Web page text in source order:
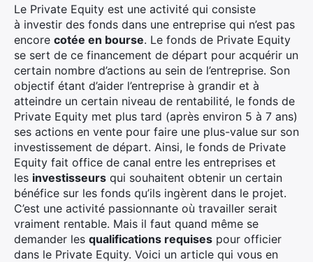
Le Private Equity est une activité qui consiste
à investir des fonds dans une entreprise qui n’est pas
encore cotée en bourse. Le fonds de Private Equity
se sert de ce financement de départ pour acquérir un
certain nombre d’actions au sein de l’entreprise. Son
objectif étant d’aider l’entreprise à grandir et à
atteindre un certain niveau de rentabilité, le fonds de
Private Equity met plus tard (après environ 5 à 7 ans)
ses actions en vente pour faire une plus-value sur son
investissement de départ. Ainsi, le fonds de Private
Equity fait office de canal entre les entreprises et
les investisseurs qui souhaitent obtenir un certain
bénéfice sur les fonds qu’ils ingèrent dans le projet.
C’est une activité passionnante où travailler serait
vraiment rentable. Mais il faut quand même se
demander les qualifications requises pour officier
dans le Private Equity. Voici un article qui vous en